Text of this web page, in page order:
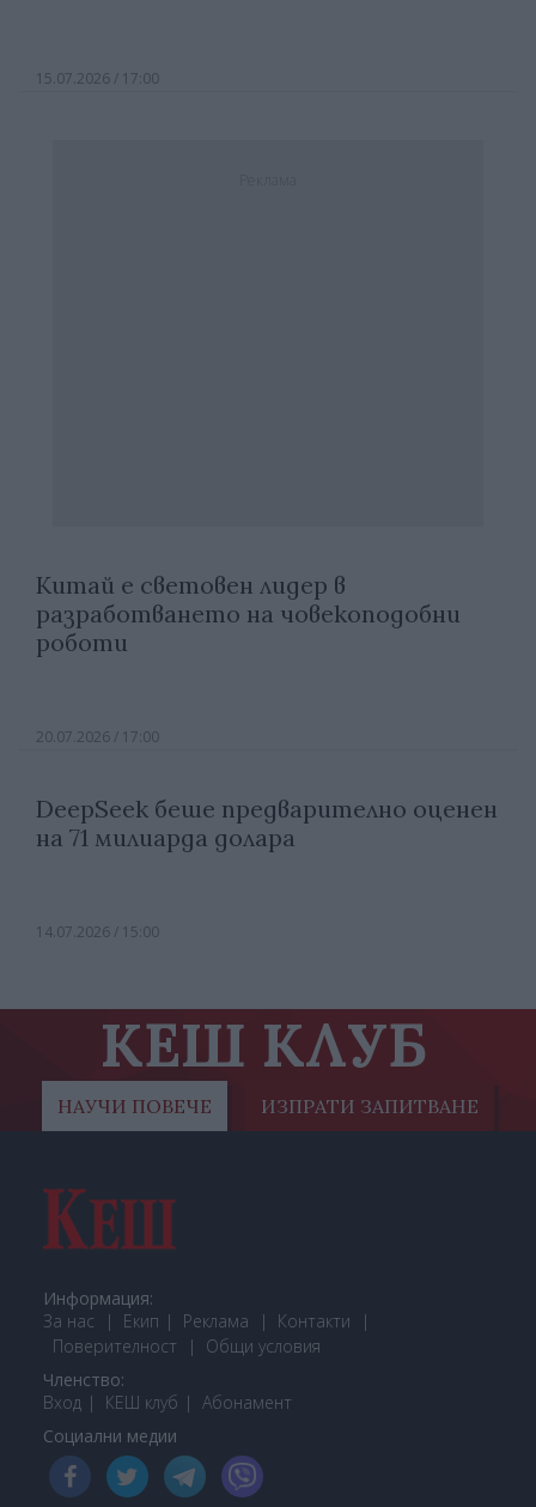
15.07.2026 / 17:00
Китай е световен лидер в
разработването на човекоподобни
роботи
20.07.2026 / 17:00
DeepSeek беше предварително оценен
на 71 милиарда долара
14.07.2026 / 15:00
КЕШ КЛУБ
НАУЧИ ПОВЕЧЕ ИЗПРАТИ ЗАПИТВАНЕ
Информация:
За нас
Екип Реклама
Контакти
Поверителност
Общи условия
Членство:
Вход
КЕШ клуб Абонамент
Социални медии